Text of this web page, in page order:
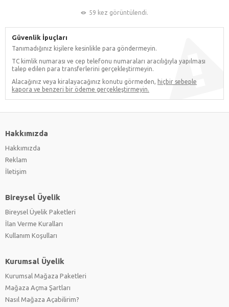
59 kez görüntülendi.
Güvenlik İpuçları
Tanımadığınız kişilere kesinlikle para göndermeyin.
TC kimlik numarası ve cep telefonu numaraları aracılığıyla yapılması
talep edilen para transferlerini gerçekleştirmeyin.
Alacağınız veya kiralayacağınız konutu görmeden, hiçbir sebeple
kapora ve benzeri bir ödeme gerçekleştirmeyin.
Hakkımızda
Hakkımızda
Reklam
İletişim
Bireysel Üyelik
Bireysel Üyelik Paketleri
İlan Verme Kuralları
Kullanım Koşulları
Kurumsal Üyelik
Kurumsal Mağaza Paketleri
Mağaza Açma Şartları
Nasıl Mağaza Açabilirim?